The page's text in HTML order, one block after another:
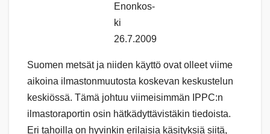
Enon­kos­
ki
26.7.2009
Suomen metsät ja niiden käyttö ovat olleet viime
aikoina ilmastonmuutosta koskevan keskustelun
keskiössä. Tämä johtuu viimeisimmän IPPC:n
ilmastoraportin osin hätkädyttävistäkin tiedoista.
Eri tahoilla on hyvinkin erilaisia käsityksiä siitä,